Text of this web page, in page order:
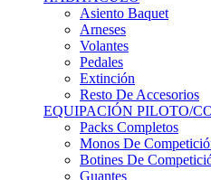
Arneses
Volantes
Pedales
Extinción
Resto De Accesorios
EQUIPACIÓN PILOTO/
Packs Completos
Monos De
Botines De
Guantes
Ropa Interior